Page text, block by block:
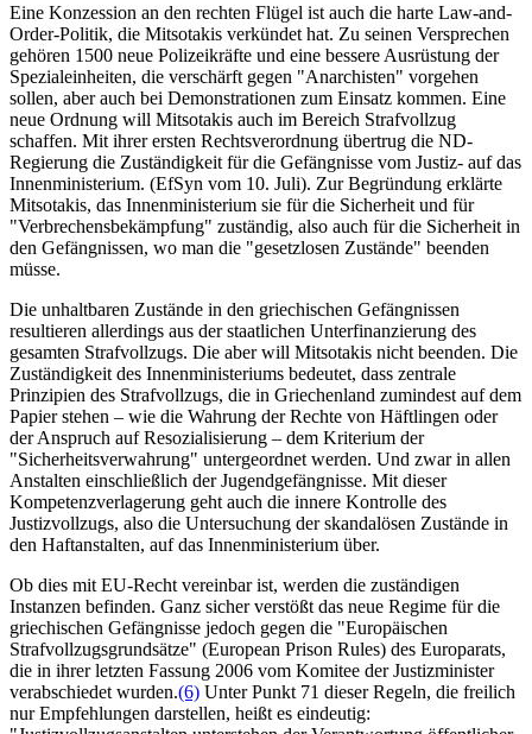
Eine Konzession an den rechten Flügel ist auch die harte Law-and-
Order-Politik, die Mitsotakis verkündet hat. Zu seinen Versprechen
gehören 1500 neue Polizeikräfte und eine bessere Ausrüstung der
Spezialeinheiten, die verschärft gegen "Anarchisten" vorgehen
sollen, aber auch bei Demonstrationen zum Einsatz kommen. Eine
neue Ordnung will Mitsotakis auch im Bereich Strafvollzug
schaffen. Mit ihrer ersten Rechtsverordnung übertrug die ND-
Regierung die Zuständigkeit für die Gefängnisse vom Justiz- auf das
Innenministerium. (EfSyn vom 10. Juli). Zur Begründung erklärte
Mitsotakis, das Innenministerium sie für die Sicherheit und für
"Verbrechensbekämpfung" zuständig, also auch für die Sicherheit in
den Gefängnissen, wo man die "gesetzlosen Zustände" beenden
müsse.
Die unhaltbaren Zustände in den griechischen Gefängnissen
resultieren allerdings aus der staatlichen Unterfinanzierung des
gesamten Strafvollzugs. Die aber will Mitsotakis nicht beenden. Die
Zuständigkeit des Innenministeriums bedeutet, dass zentrale
Prinzipien des Strafvollzugs, die in Griechenland zumindest auf dem
Papier stehen – wie die Wahrung der Rechte von Häftlingen oder
der Anspruch auf Resozialisierung – dem Kriterium der
"Sicherheitsverwahrung" untergeordnet werden. Und zwar in allen
Anstalten einschließlich der Jugendgefängnisse. Mit dieser
Kompetenzverlagerung geht auch die innere Kontrolle des
Justizvollzugs, also die Untersuchung der skandalösen Zustände in
den Haftanstalten, auf das Innenministerium über.
Ob dies mit EU-Recht vereinbar ist, werden die zuständigen
Instanzen befinden. Ganz sicher verstößt das neue Regime für die
griechischen Gefängnisse jedoch gegen die "Europäischen
Strafvollzugsgrundsätze" (European Prison Rules) des Europarats,
die in ihrer letzten Fassung 2006 vom Komitee der Justizminister
verabschiedet wurden.(6) Unter Punkt 71 dieser Regeln, die freilich
nur Empfehlungen darstellen, heißt es eindeutig: